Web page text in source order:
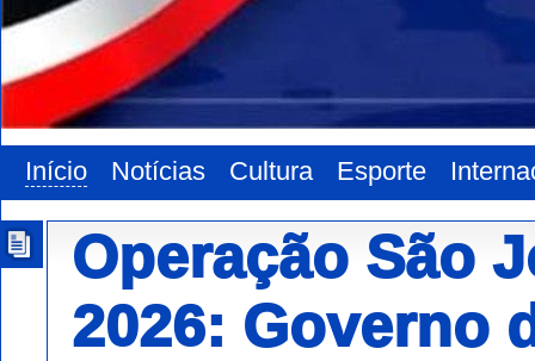
Início Notícias Cultura Esporte
Operação São
2026: Governo